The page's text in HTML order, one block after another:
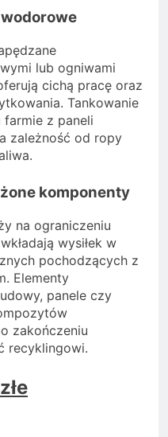
lub ogniwami
cichą pracę oraz
Tankowanie
farmie z paneli
zależność od ropy
komponenty
na ograniczeniu
wysiłek w
pochodzących z
Elementy
panele czy
zakończeniu
recyklingowi.